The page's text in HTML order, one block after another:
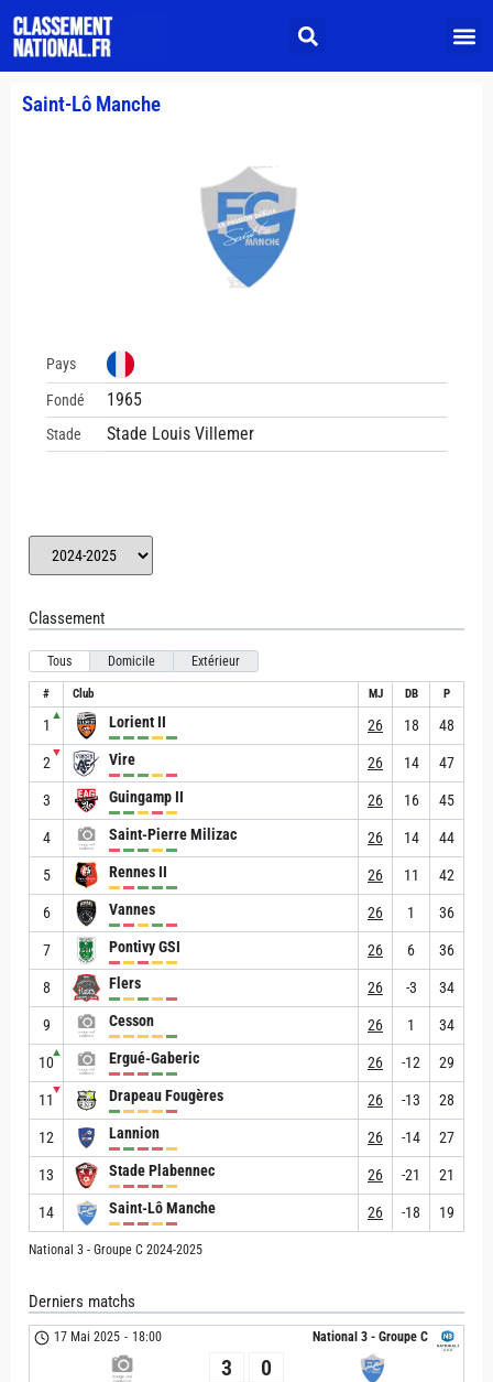
Saint-Lô Manche
Pays
Fondé 1965
Stade Stade Louis Villemer
Classement
Tous Domicile Extérieur
# Club MJ DB P
1
▲ Lorient II 26 18 48
2
▼ Vire 26 14 47
3 Guingamp II 26 16 45
4 Saint-Pierre Milizac 26 14 44
5 Rennes II 26 11 42
6 Vannes 26 1 36
7 Pontivy GSI 26 6 36
8 Flers 26 -3 34
9 Cesson 26 1 34
10
▲ Ergué-Gaberic 26 -12 29
11
▼ Drapeau Fougères 26 -13 28
12 Lannion 26 -14 27
13 Stade Plabennec 26 -21 21
14 Saint-Lô Manche 26 -18 19
National 3 - Groupe C 2024-2025
Derniers matchs
National 3 - Groupe C
17 Mai 2025 - 18:00
3 0